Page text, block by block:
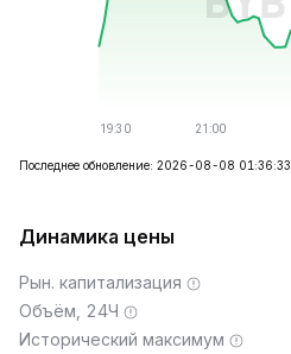
Последнее обновление: 2026-08-08 01:36:33
Динамика цены
Рын. капитализация
Объём, 24Ч
Исторический максимум